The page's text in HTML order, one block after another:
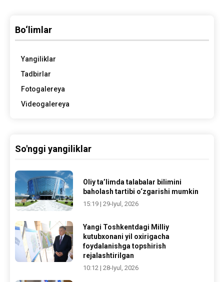
Bo‘limlar
Yangiliklar
Tadbirlar
Fotogalereya
Videogalereya
So'nggi yangiliklar
Oliy ta’limda talabalar bilimini
baholash tartibi o‘zgarishi mumkin
15:19 | 29-Iyul, 2026
Yangi Toshkentdagi Milliy
kutubxonani yil oxirigacha
foydalanishga topshirish
rejalashtirilgan
10:12 | 28-Iyul, 2026